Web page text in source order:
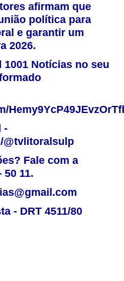
afirmam que
política para
e garantir um
2026.
Notícias no seu
-
@tvlitoralsulp
Fale com a
50 11.
- DRT 4511/80